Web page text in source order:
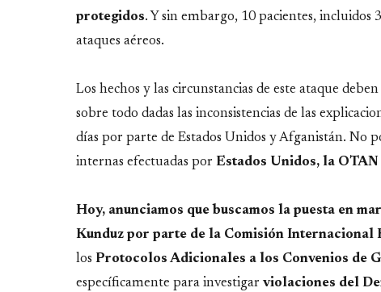
protegidos. Y sin embargo, 10 pacientes,
ataques aéreos.
Los hechos y las circunstancias de este ataque
sobre todo dadas las inconsistencias de las
días por parte de Estados Unidos y Afganistán. No
internas efectuadas por Estados Unidos, la
Hoy, anunciamos que buscamos la puesta en
Kunduz por parte de la Comisión Internacional
los Protocolos Adicionales a los Convenios de
específicamente para investigar violaciones del